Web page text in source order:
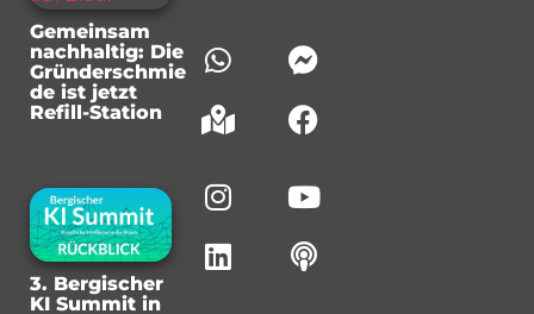
Gemeinsam
nachhaltig: Die
Gründerschmie
de ist jetzt
Refill-Station
3. Bergischer
KI Summit in